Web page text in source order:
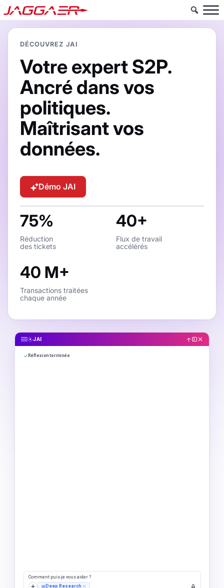
DÉCOUVREZ JAI
Votre expertS2P.
Ancré dans vos
politiques.
Maîtrisant vos
données.
Démo JAI
75%
Réduction
des tickets
40+
Flux de travail
accélérés
40 M+
Transactions traitées
chaque année